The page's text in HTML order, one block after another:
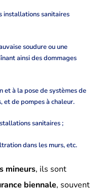
installations sanitaires
soudure ou une
ainsi des dommages
à la pose de systèmes de
et de pompes à chaleur.
sanitaires ;
dans les murs, etc.
mineurs, ils sont
biennale, souvent